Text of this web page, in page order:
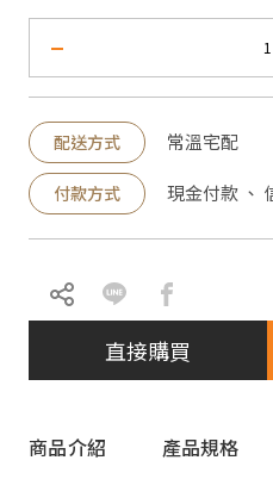
配送方式 常溫宅配
付款方式 現金付款 、
直接購買
商品介紹 產品規格